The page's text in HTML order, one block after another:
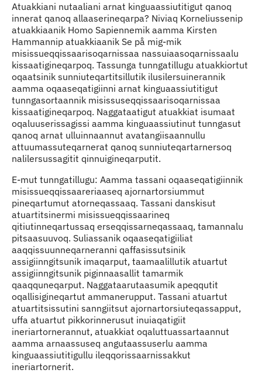
Atuakkiani nutaaliani arnat kinguaassiutitigut qanoq
innerat qanoq allaaserineqarpa? Niviaq Korneliussenip
atuakkiaanik Homo Sapiennemik aamma Kirsten
Hammannip atuakkiaanik Se på mig-mik
misissueqqissaarisoqarnissaa nassuiaasoqarnissaalu
kissaatigineqarpoq. Tassunga tunngatillugu atuakkiortut
oqaatsinik sunniuteqartitsillutik ilusilersuinerannik
aamma oqaaseqatigiinni arnat kinguaassiutitigut
tunngasortaannik misissuseqqissaarisoqarnissaa
kissaatigineqarpoq. Naggataatigut atuakkiat isumaat
oqaluuserissagissi aamma kinguaassiutinut tunngasut
qanoq arnat ulluinnaannut avatangiisaannullu
attuumassuteqarnerat qanoq sunniuteqartarnersoq
nalilersussagitit qinnuigineqarputit.
E-mut tunngatillugu: Aamma tassani oqaaseqatigiinnik
misissueqqissaareriaaseq ajornartorsiummut
pineqartumut atorneqassaaq. Tassani danskisut
atuartitsinermi misissueqqissaarineq
qitiutinneqartussaq erseqqissarneqassaaq, tamannalu
pitsaasuuvoq. Suliassanik oqaaseqatigiiliat
aaqqissuunneqarneranni qaffasissutsinik
assigiinngitsunik imaqarput, taamaalillutik atuartut
assigiinngitsunik piginnaasallit tamarmik
qaaqquneqarput. Naggataarutaasumik apeqqutit
oqallisigineqartut ammanerupput. Tassani atuartut
atuartitsissutini sanngiitsut ajornartorsiuteqassapput,
uffa atuartut pikkorinnerusut inuiaqatigiit
ineriartornerannut, atuakkiat oqaluttuassartaannut
aamma arnaassuseq angutaassuserlu aamma
kinguaassiutitigullu ileqqorissaarnissakkut
ineriartornerit.